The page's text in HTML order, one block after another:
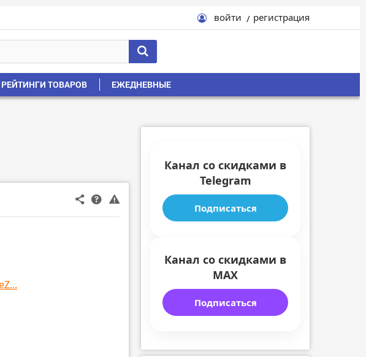
войти регистрация
РЕЙТИНГИ ТОВАРОВ ЕЖЕДНЕВНЫЕ
Канал со скидками в
Telegram
Подписаться
Канал со скидками в
MAX
Подписаться